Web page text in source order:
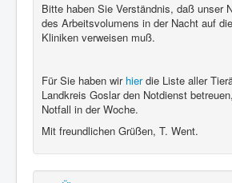
Bitte haben Sie Verständnis, daß unser
des Arbeitsvolumens in der Nacht auf
Kliniken verweisen muß.
Für Sie haben wir hierdie Liste aller
Landkreis Goslar den Notdienst
Notfall in der Woche.
Mit freundlichen Grüßen, T. Went.